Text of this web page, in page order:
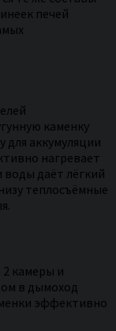
печей
каменку
аккумуляции
нагревает
даёт лёгкий
теплосъёмные
2 камеры и
в дымоход
эффективно